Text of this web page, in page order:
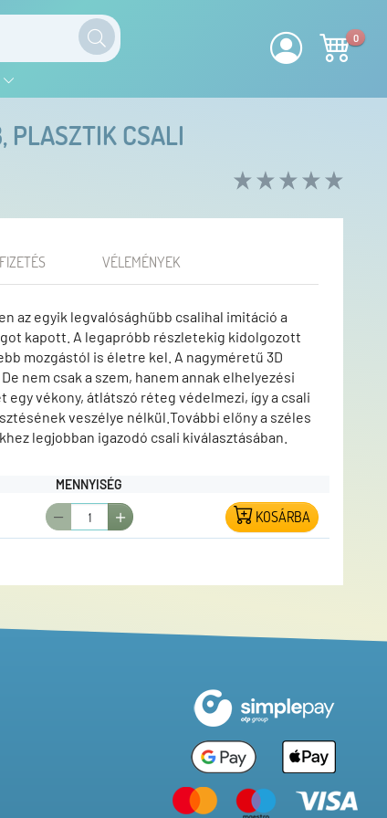
0
PLASZTIK CSALI
VÉLEMÉNYEK
az egyik legvalósághűbb csalihal imitáció a
kapott. A legapróbb részletekig kidolgozott
mozgástól is életre kel. A nagyméretű 3D
nem csak a szem, hanem annak elhelyezési
vékony, átlátszó réteg védelmezi, így a csali
veszélye nélkül.További előny a széles
legjobban igazodó csali kiválasztásában.
MENNYISÉG
KOSÁRBA